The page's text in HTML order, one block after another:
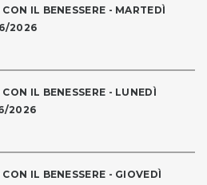
CON IL BENESSERE - MARTEDÌ
2026
CON IL BENESSERE - LUNEDÌ
2026
CON IL BENESSERE - GIOVEDÌ